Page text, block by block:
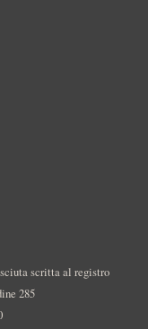
scritta al registro
285